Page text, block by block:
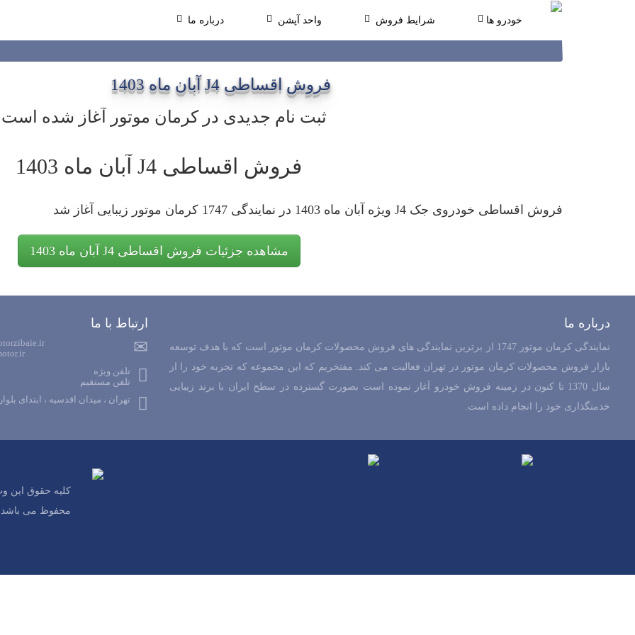
خودرو ها شرایط فروش واحد آپشن درباره ما
فروش اقساطی J4 آبان ماه 1403
ثبت نام جدیدی در کرمان موتور آغاز شده
فروش اقساطی J4 آبان ماه 1403
فروش اقساطی خودروی جک J4 ویژه آبان ماه 1403 در نمایندگی 1747 کرمان موتور زیبایی آغاز شد
مشاهده جزئیات فروش اقساطی J4 آبان ماه 1403
درباره ما
نمایندگی کرمان موتور 1747 از برترین نمایندگی های فروش محصولات کرمان موتور است که با هدف توسعه
بازار فروش محصولات کرمان موتور در تهران فعالیت می کند. مفتخریم که این مجموعه که تجربه خود را از
سال 1370 تا کنون در زمینه فروش خودرو آغاز نموده است بصورت گسترده در سطح ایران با برند زیبایی
خدمتگذاری خود را انجام داده است.
ارتباط با ما
تلفن ویژه
تلفن مستقیم
تهران ، میدان اقدسیه ، ابتدای
محفوظ می